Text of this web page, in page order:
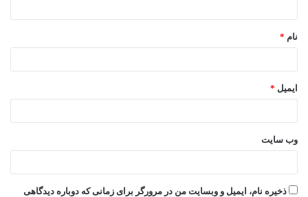
*
نام *
ایمیل *
وب‌ سایت
ذخیره نام، ایمیل و وبسایت من در مرورگر برای زمانی که دوباره دیدگاهی